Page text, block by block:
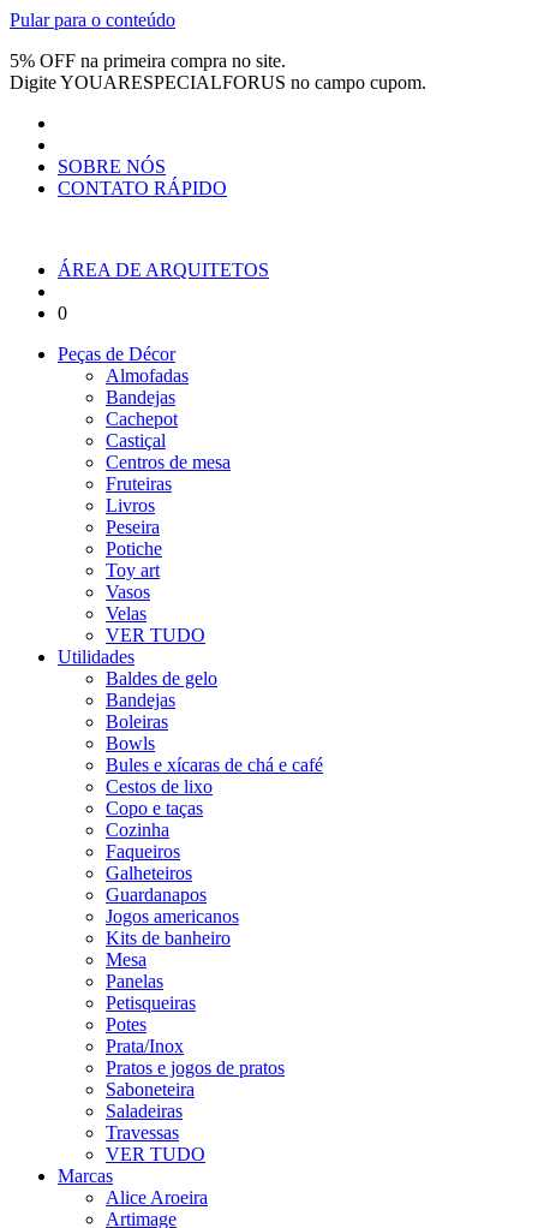
Pular para o conteúdo
5% OFF na primeira compra no site.
DigiteYOUARESPECIALFORUS no campo cupom.
SOBRE NÓS
CONTATO RÁPIDO
ÁREA DE ARQUITETOS
0
Peças de Décor
Almofadas
Bandejas
Cachepot
Castiçal
Centros de mesa
Fruteiras
Livros
Peseira
Potiche
Toy art
Vasos
Velas
VER TUDO
Utilidades
Baldes de gelo
Bandejas
Boleiras
Bowls
Bules e xícaras de chá e café
Cestos de lixo
Copo e taças
Cozinha
Faqueiros
Galheteiros
Guardanapos
Jogos americanos
Kits de banheiro
Mesa
Panelas
Petisqueiras
Potes
Prata/Inox
Pratos e jogos de pratos
Saboneteira
Saladeiras
Travessas
VER TUDO
Marcas
Alice Aroeira
Artimage